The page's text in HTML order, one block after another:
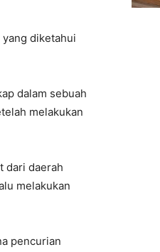
yang diketahui
dalam sebuah
melakukan
dari daerah
melakukan
pencurian